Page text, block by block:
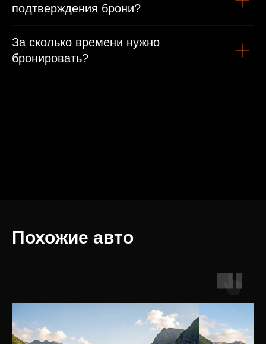
подтверждения брони?
За сколько времени нужно
бронировать?
Похожие авто